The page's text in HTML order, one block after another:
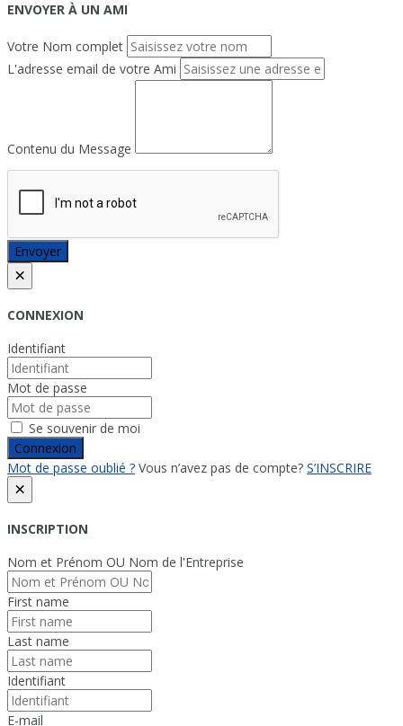
ENVOYER À UN AMI
Votre Nom complet
L'adresse email de votre Ami
Contenu du Message
Envoyer
×
CONNEXION
Identifiant
Mot de passe
Se souvenir de moi
Connexion
Mot de passe oublié ? Vous n’avez pas de compte? S’INSCRIRE
×
INSCRIPTION
Nom et Prénom OU Nom de l'Entreprise
First name
Last name
Identifiant
E-mail